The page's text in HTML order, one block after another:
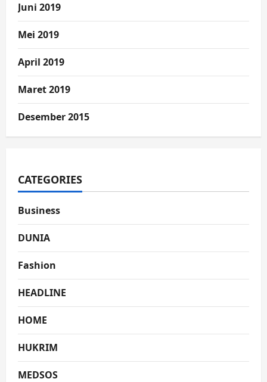
Juni 2019
Mei 2019
April 2019
Maret 2019
Desember 2015
CATEGORIES
Business
DUNIA
Fashion
HEADLINE
HOME
HUKRIM
MEDSOS